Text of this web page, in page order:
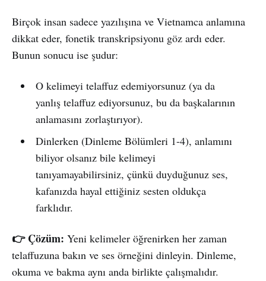
Birçok insan sadece yazılışına ve Vietnamca anlamına
dikkat eder, fonetik transkripsiyonu göz ardı eder.
Bunun sonucu ise şudur:
O kelimeyi telaffuz edemiyorsunuz (ya da
yanlış telaffuz ediyorsunuz, bu da başkalarının
anlamasını zorlaştırıyor).
Dinlerken (Dinleme Bölümleri 1-4), anlamını
biliyor olsanız bile kelimeyi
tanıyamayabilirsiniz, çünkü duyduğunuz ses,
kafanızda hayal ettiğiniz sesten oldukça
farklıdır.
👉 Çözüm: Yeni kelimeler öğrenirken her zaman
telaffuzuna bakın ve ses örneğini dinleyin. Dinleme,
okuma ve bakma aynı anda birlikte çalışmalıdır.